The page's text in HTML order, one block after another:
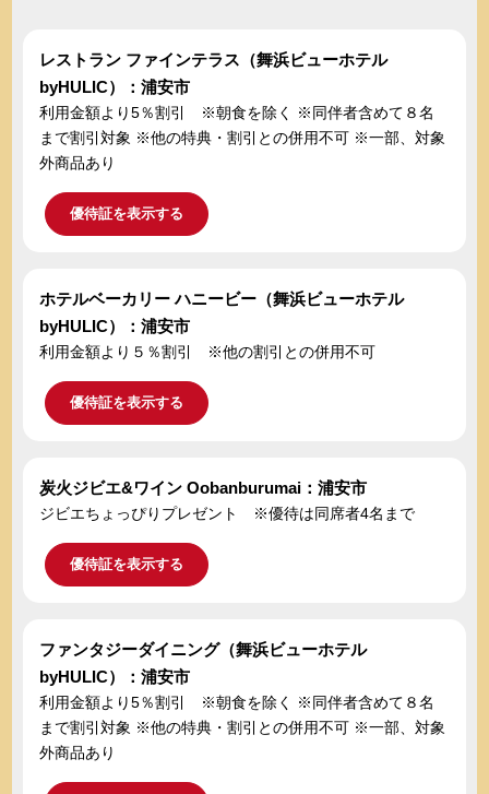
レストラン ファインテラス（舞浜ビューホテル
byHULIC）：浦安市
利用金額より5％割引 ※朝食を除く ※同伴者含めて８名
まで割引対象 ※他の特典・割引との併用不可 ※一部、対象
外商品あり
優待証を表示する
ホテルベーカリー ハニービー（舞浜ビューホテル
byHULIC）：浦安市
利用金額より５％割引 ※他の割引との併用不可
優待証を表示する
炭火ジビエ&ワイン Oobanburumai：浦安市
ジビエちょっぴりプレゼント ※優待は同席者4名まで
優待証を表示する
ファンタジーダイニング（舞浜ビューホテル
byHULIC）：浦安市
利用金額より5％割引 ※朝食を除く ※同伴者含めて８名
まで割引対象 ※他の特典・割引との併用不可 ※一部、対象
外商品あり